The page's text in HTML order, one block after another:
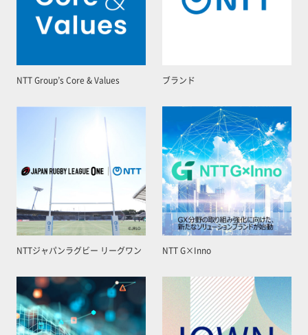
NTT Group’s Core & Values ブランド
NTTジャパンラグビー リーグワン NTT G×Inno